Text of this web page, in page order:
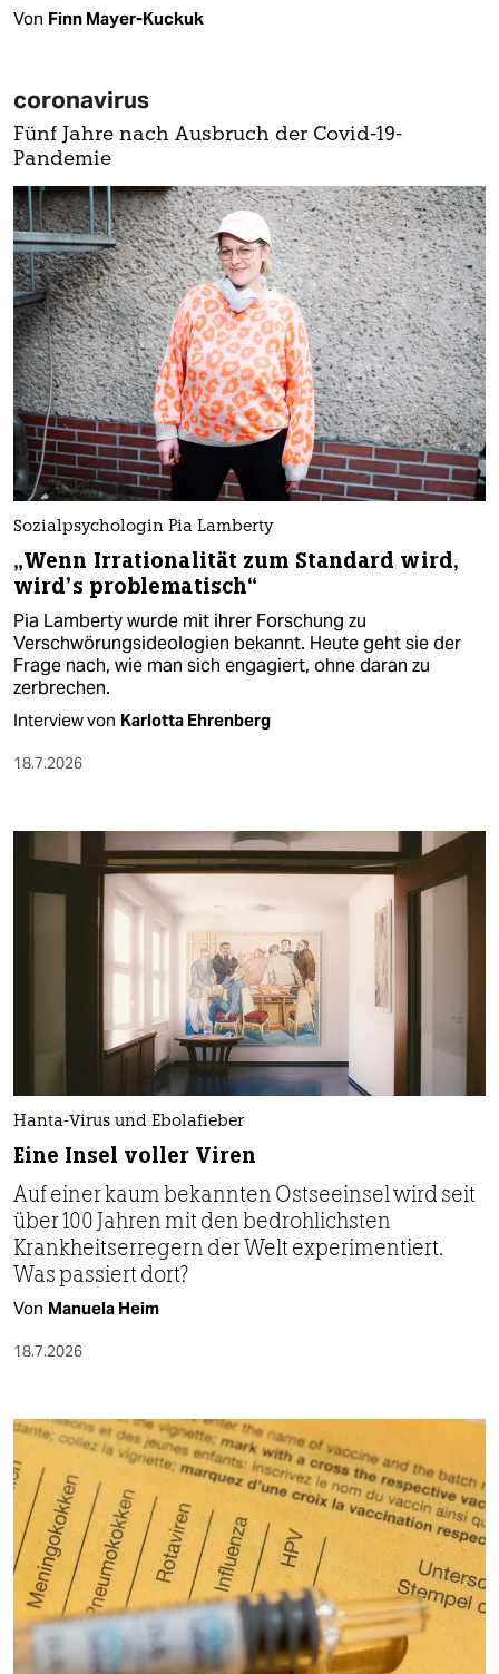
Von Finn Mayer-Kuckuk
coronavirus
Fünf Jahre nach Ausbruch der Covid-19-
Pandemie
Sozialpsychologin Pia Lamberty
„Wenn Irrationalität zum Standard wird,
wird’s problematisch“
Pia Lamberty wurde mit ihrer Forschung zu
Verschwörungsideologien bekannt. Heute geht sie der
Frage nach, wie man sich engagiert, ohne daran zu
zerbrechen.
Interview von Karlotta Ehrenberg
18.7.2026
Hanta-Virus und Ebolafieber
Eine Insel voller Viren
Auf einer kaum bekannten Ostseeinsel wird seit
über 100 Jahren mit den bedrohlichsten
Krankheitserregern der Welt experimentiert.
Was passiert dort?
Von Manuela Heim
18.7.2026